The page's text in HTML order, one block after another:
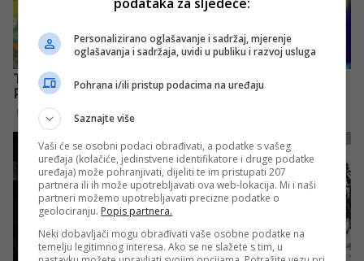
Personalizirano oglašavanje i sadržaj, mjerenje
oglašavanja i sadržaja, uvidi u publiku i razvoj usluga
Pohrana i/ili pristup podacima na uređaju
Saznajte više
Vaši će se osobni podaci obrađivati, a podatke s vašeg
uređaja (kolačiće, jedinstvene identifikatore i druge podatke
uređaja) može pohranjivati, dijeliti te im pristupati 207
partnera ili ih može upotrebljavati ova web-lokacija. Mi i naši
partneri možemo upotrebljavati precizne podatke o
geolociranju. Popis partnera.
Neki dobavljači mogu obrađivati vaše osobne podatke na
temelju legitimnog interesa. Ako se ne slažete s tim, u